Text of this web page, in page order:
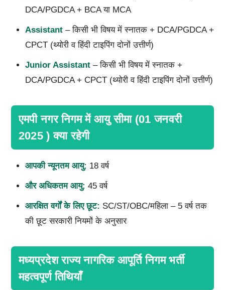
DCA/PGDCA + BCA या MCA
Assistant– किसी भी विषय में स्नातक + DCA/PGDCA +
CPCT (थ्योरी व हिंदी टाइपिंग दोनों उत्तीर्ण)
Junior Assistant– किसी भी विषय में स्नातक +
DCA/PGDCA + CPCT (थ्योरी व हिंदी टाइपिंग दोनों उत्तीर्ण)
एमपी नगर निगम में आयु सीमा (01 जनवरी
2025 ) क्या रहेगी
आपकी न्यूनतम आयु: 18 वर्ष
और अधिकतम आयु: 45 वर्ष
आरक्षित वर्गों के लिए छूट: SC/ST/OBC/महिला – 5 वर्ष तक
की छूट सरकारी नियमों के अनुसार
मध्यप्रदेश राज्य नागरिक आपूर्ति निगम भर्ती
महत्वपूर्ण तिथियाँ